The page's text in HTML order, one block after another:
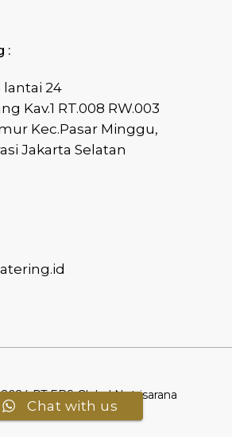
:
lantai 24
Kav.1 RT.008 RW.003
Kec.Pasar Minggu,
Jakarta Selatan
PT EBS Global Nutrisarana
Chat with us